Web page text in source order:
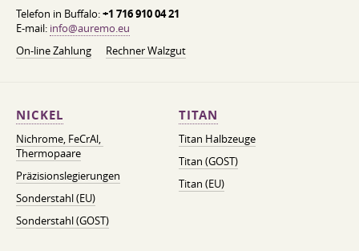
Telefon in Buffalo:+1 716 910 04 21
E-mail: info@auremo.eu
On-line Zahlung
Rechner Walzgut
NICKEL
Nichrome, FeСrAl, ​​
Thermopaare
Präzisionslegierungen
Sonderstahl (EU)
Sonderstahl (GOST)
TITAN
Titan Halbzeuge
Titan (GOST)
Titan (EU)